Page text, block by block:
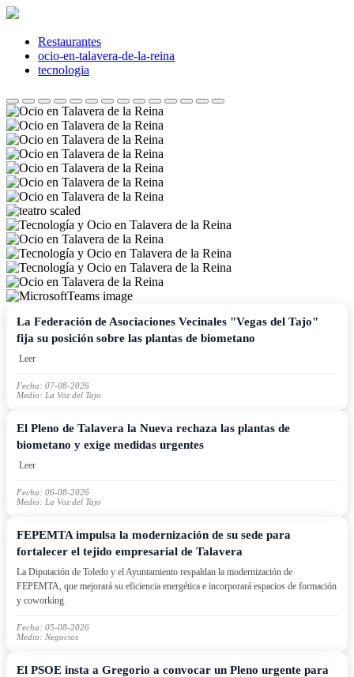
Saltar
contenidoRestaurantes
ocio-en-talavera-de-la-reina
tecnologia
La Federación de Asociaciones Vecinales "Vegas del Tajo"
fija su posición sobre las plantas de biometano
Leer
Fecha: 07-08-2026
Medio: La Voz del Tajo
El Pleno de Talavera la Nueva rechaza las plantas de
biometano y exige medidas urgentes
Leer
Fecha: 06-08-2026
Medio: La Voz del Tajo
FEPEMTA impulsa la modernización de su sede para
fortalecer el tejido empresarial de Talavera
La Diputación de Toledo y el Ayuntamiento respaldan la modernización de
FEPEMTA, que mejorará su eficiencia energética e incorporará espacios de formación
y coworking.
Fecha: 05-08-2026
Medio: Negocios
El PSOE insta a Gregorio a convocar un Pleno urgente para